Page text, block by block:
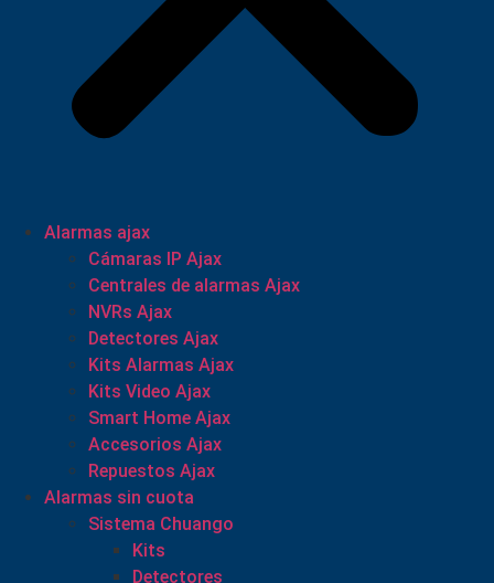
Alarmas ajax
Cámaras IP Ajax
Centrales de alarmas Ajax
NVRs Ajax
Detectores Ajax
Kits Alarmas Ajax
Kits Video Ajax
Smart Home Ajax
Accesorios Ajax
Repuestos Ajax
Alarmas sin cuota
Sistema Chuango
Kits
Detectores